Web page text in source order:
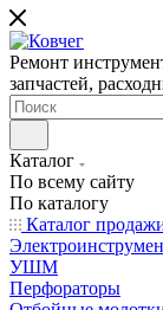
Ремонт
запчастей,
Каталог
По всему сайту
По каталогу
Каталог
УШМ
Перфораторы